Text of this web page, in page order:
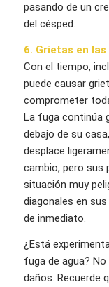
pasando de un
del césped.
6. Grietas en las
Con el tiempo,
puede causar
comprometer
La fuga continúa
debajo de su
desplace
cambio, pero sus
situación muy
diagonales en
de inmediato.
¿Está
fuga de agua?
daños. Recuerde